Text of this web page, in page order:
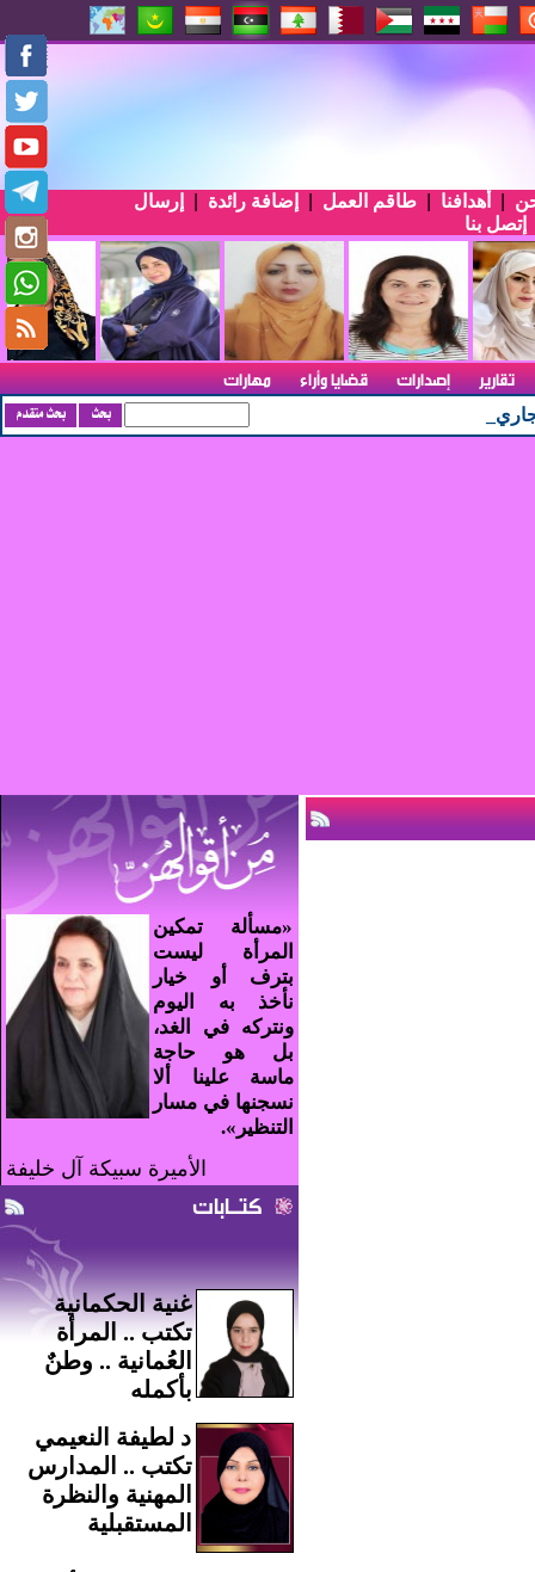
أهدافنا طاقم العمل إضافة رائدة
إرسال
إتصل بنا
تقارير إصدارات قضايا وأراء مهارات
الاندونيسي الأربعين في ا_
«مسألة تمكين
المرأة ليست
بترف أو خيار
نأخذ به اليوم
ونتركه في الغد،
بل هو حاجة
ماسة علينا ألا
نسجنها في مسار
التنظير».
الأميرة سبيكة آل خليفة
كتـابات
غنية الحكمانية
تكتب .. المرأة
العُمانية .. وطنٌ
بأكمله
د لطيفة النعيمي
تكتب .. المدارس
المهنية والنظرة
المستقبلية